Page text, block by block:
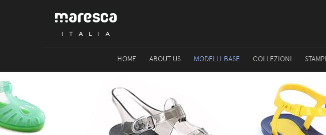
HOME ABOUT US MODELLI BASE COLLEZIONI